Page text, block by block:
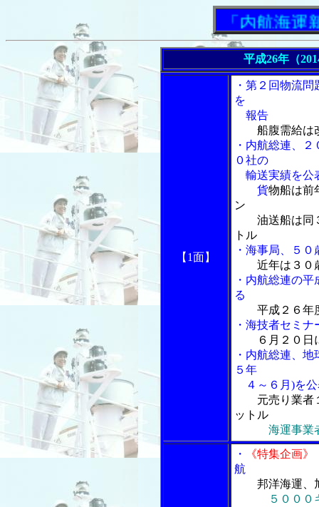
「内航海運新聞
平成26年（
【1面】
・第２回物流
を
報告
船腹需給は
・内航総連、
０社の
輸送実績を公
貨物船は前
ン
油送船は同３
トル
・海事局、５
近年は３０
・内航総連の
る
平成２６年
・海技者セミ
６月２０日
・内航総連、
５年
４～６月)を公
元売り業者
ットル
海運事業
・ 《特集企画》
航
邦洋海運、
５００